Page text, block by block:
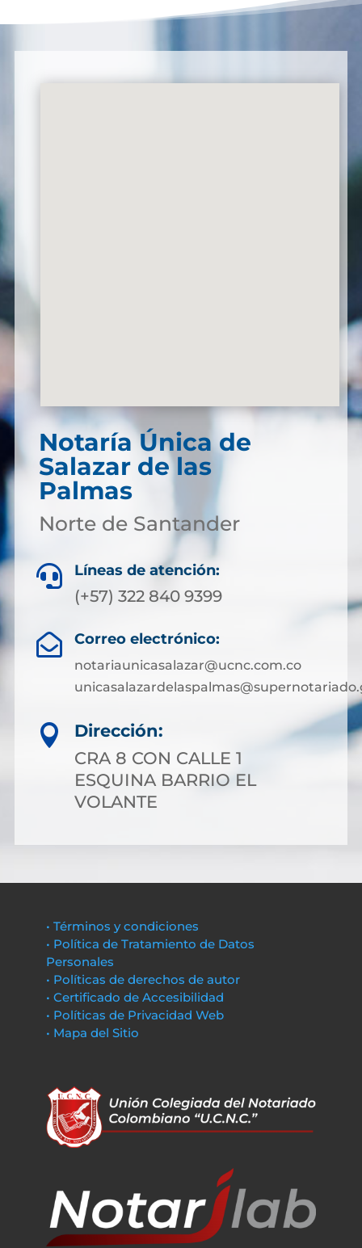
Notaría Única de
Salazar de las
Palmas
Norte de Santander
 Líneas de atención:
(+57) 322 840 9399
 Correo electrónico:
notariaunicasalazar@ucnc.com.co

Dirección:
CRA 8 CON CALLE 1
ESQUINA BARRIO EL
VOLANTE
• Términos y condiciones
• Política de Tratamiento de Datos
Personales
• Políticas de derechos de autor
• Certificado de Accesibilidad
• Políticas de Privacidad Web
• Mapa del Sitio